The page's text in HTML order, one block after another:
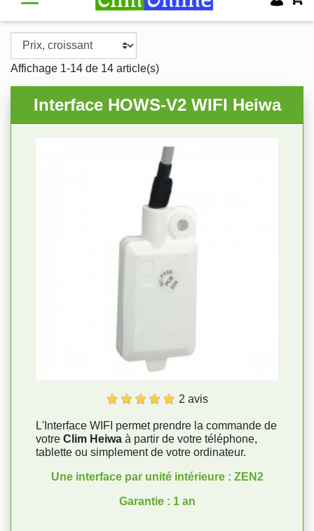
Affichage 1-14 de 14 article(s)
Interface HOWS-V2 WIFI Heiwa
2 avis
L'Interface WIFI permet prendre la commande de
votre Clim Heiwa à partir de votre téléphone,
tablette ou simplement de votre ordinateur.
Une interface par unité intérieure : ZEN2
Garantie : 1 an